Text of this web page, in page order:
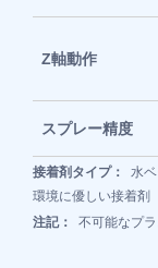
Z軸動作
スプレー精度
接着剤タイプ：
水
環境に優しい接着剤
注記：
不可能なプ